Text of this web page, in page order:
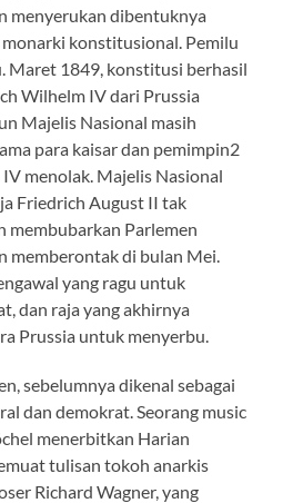
menyerukan dibentuknya
konstitusional. Pemilu
Maret 1849, konstitusi berhasil
Wilhelm IV dari Prussia
Majelis Nasional masih
para kaisar dan pemimpin2
menolak. Majelis Nasional
Friedrich August II tak
membubarkan Parlemen
memberontak di bulan Mei.
yang ragu untuk
dan raja yang akhirnya
Prussia untuk menyerbu.
sebelumnya dikenal sebagai
dan demokrat. Seorang music
menerbitkan Harian
tulisan tokoh anarkis
Richard Wagner, yang